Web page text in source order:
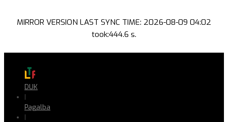
MIRROR VERSION LAST SYNC TIME: 2026-08-09 04:02
took:444.6 s.
DUK
|
Pagalba
|